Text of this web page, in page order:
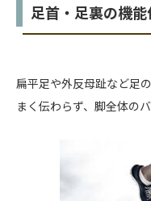
足首・足裏の機
扁平足や外反母趾など足
まく伝わらず、脚全体の